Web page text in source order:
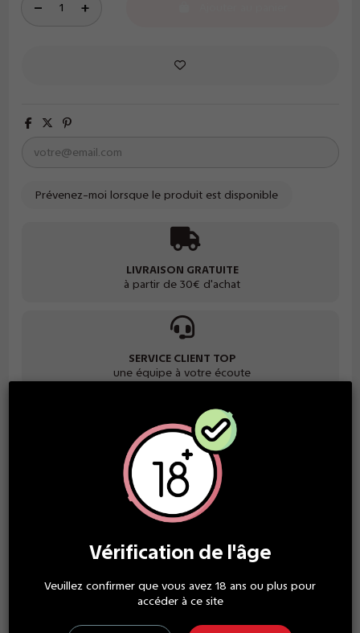
LIVRAISON GRATUITE
à partir de 30€ d'achat
SERVICE CLIENT TOP
une équipe à votre écoute
PAIEMENT SÉCURISÉ
grand choix de paiement
des produits de qualité
Vérification de l'âge
Veuillez confirmer que vous avez 18 ans ou plus pour
accéder à ce site